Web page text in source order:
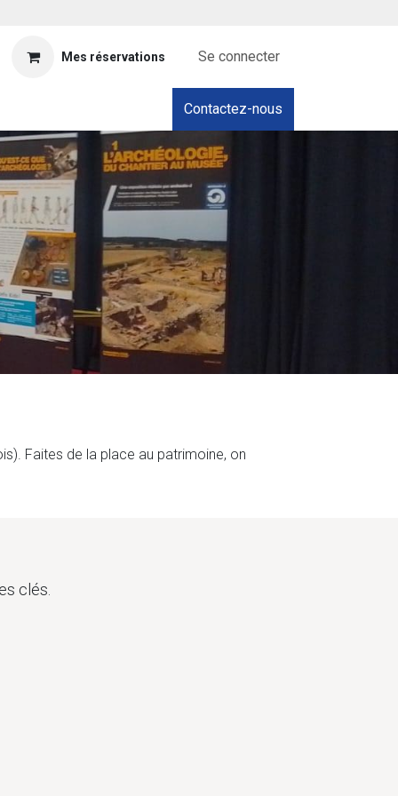
Mes réservations Se connecter
Contactez-nous
Faites de la place au patrimoine, on
clés.